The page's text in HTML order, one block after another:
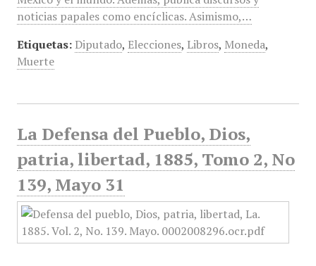
noticias papales como encíclicas. Asimismo,…
Etiquetas: Diputado, Elecciones, Libros, Moneda,
Muerte
La Defensa del Pueblo, Dios,
patria, libertad, 1885, Tomo 2, No
139, Mayo 31